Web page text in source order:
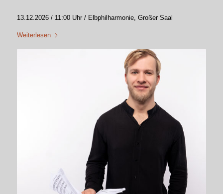
13.12.2026 / 11:00 Uhr / Elbphilharmonie, Großer Saal
Weiterlesen